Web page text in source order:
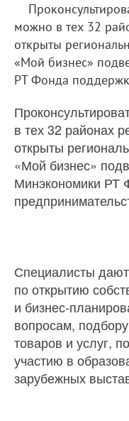
можно в тех 32
открыты
«Мой бизнес»
РТ Фонда
в тех 32 районах
открыты
«Мой бизнес»
Минэкономики РТ
Специалисты
по открытию
и бизнес-
вопросам,
товаров и услуг,
участию в
зарубежных